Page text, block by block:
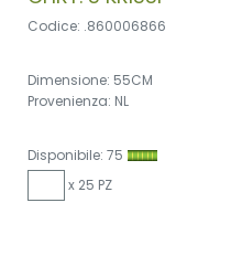
Codice: .860006866
Dimensione: 55CM
Provenienza: NL
Disponibile: 75
x 25 PZ